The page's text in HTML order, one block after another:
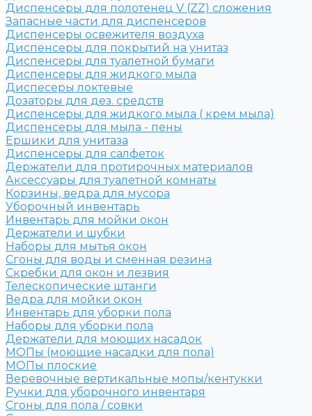
Диспенсеры для полотенец V (ZZ) сложения
Запасные части для диспенсеров
Диспенсеры освежителя воздуха
Диспенсеры для покрытий на унитаз
Диспенсеры для туалетной бумаги
Диспенсеры для жидкого мыла
Диспесеры локтевые
Дозаторы для дез. средств
Диспенсеры для жидкого мыла ( крем мыла)
Диспенсеры для мыла - пены
Ершики для унитаза
Диспенсеры для салфеток
Держатели для протирочных материалов
Аксессуары для туалетной комнаты
Корзины, ведра для мусора
Уборочный инвентарь
Инвентарь для мойки окон
Держатели и шубки
Наборы для мытья окон
Сгоны для воды и сменная резина
Скребки для окон и лезвия
Телескопические штанги
Ведра для мойки окон
Инвентарь для уборки пола
Наборы для уборки пола
Держатели для моющих насадок
МОПы (моющие насадки для пола)
МОПы плоские
Веревочные вертикальные мопы/кентукки
Ручки для уборочного инвентаря
Сгоны для пола / совки